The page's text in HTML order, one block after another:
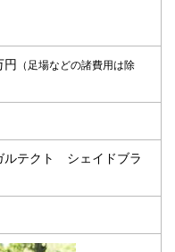
ルテクト シェイドブラ